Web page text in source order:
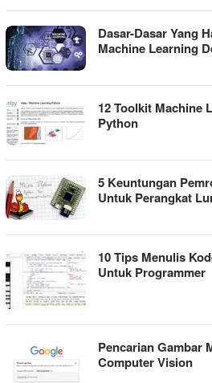
Dasar-Dasar Yang
Machine Learning
12 Toolkit Machine
Python
5 Keuntungan
Untuk Perangkat
10 Tips Menulis
Untuk Programmer
Pencarian Gambar
Computer Vision